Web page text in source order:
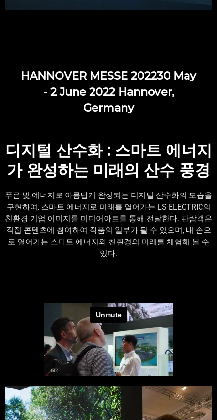
HANNOVER MESSE 202230 May
- 2 June 2022 Hannover,
Germany
디지털 산수화 : 스마트 에너지
가 완성하는 미래의 산수 풍경
푸른 빛 에너지로 아름답게 완성되는 디지털 산수화의 모습을
구현하여,스마트 에너지로 미래를 열어가는 LS ELECTRIC의
친환경 기업 이미지를 미디어아트를 통해 전달한다. 관람객은
직접 콘텐츠에 참여하여 작품의 일부가 될 수 있으며,내 손으
로 열어가는 스마트 에너지와 친환경의 미래를 체험해 볼 수
있다.